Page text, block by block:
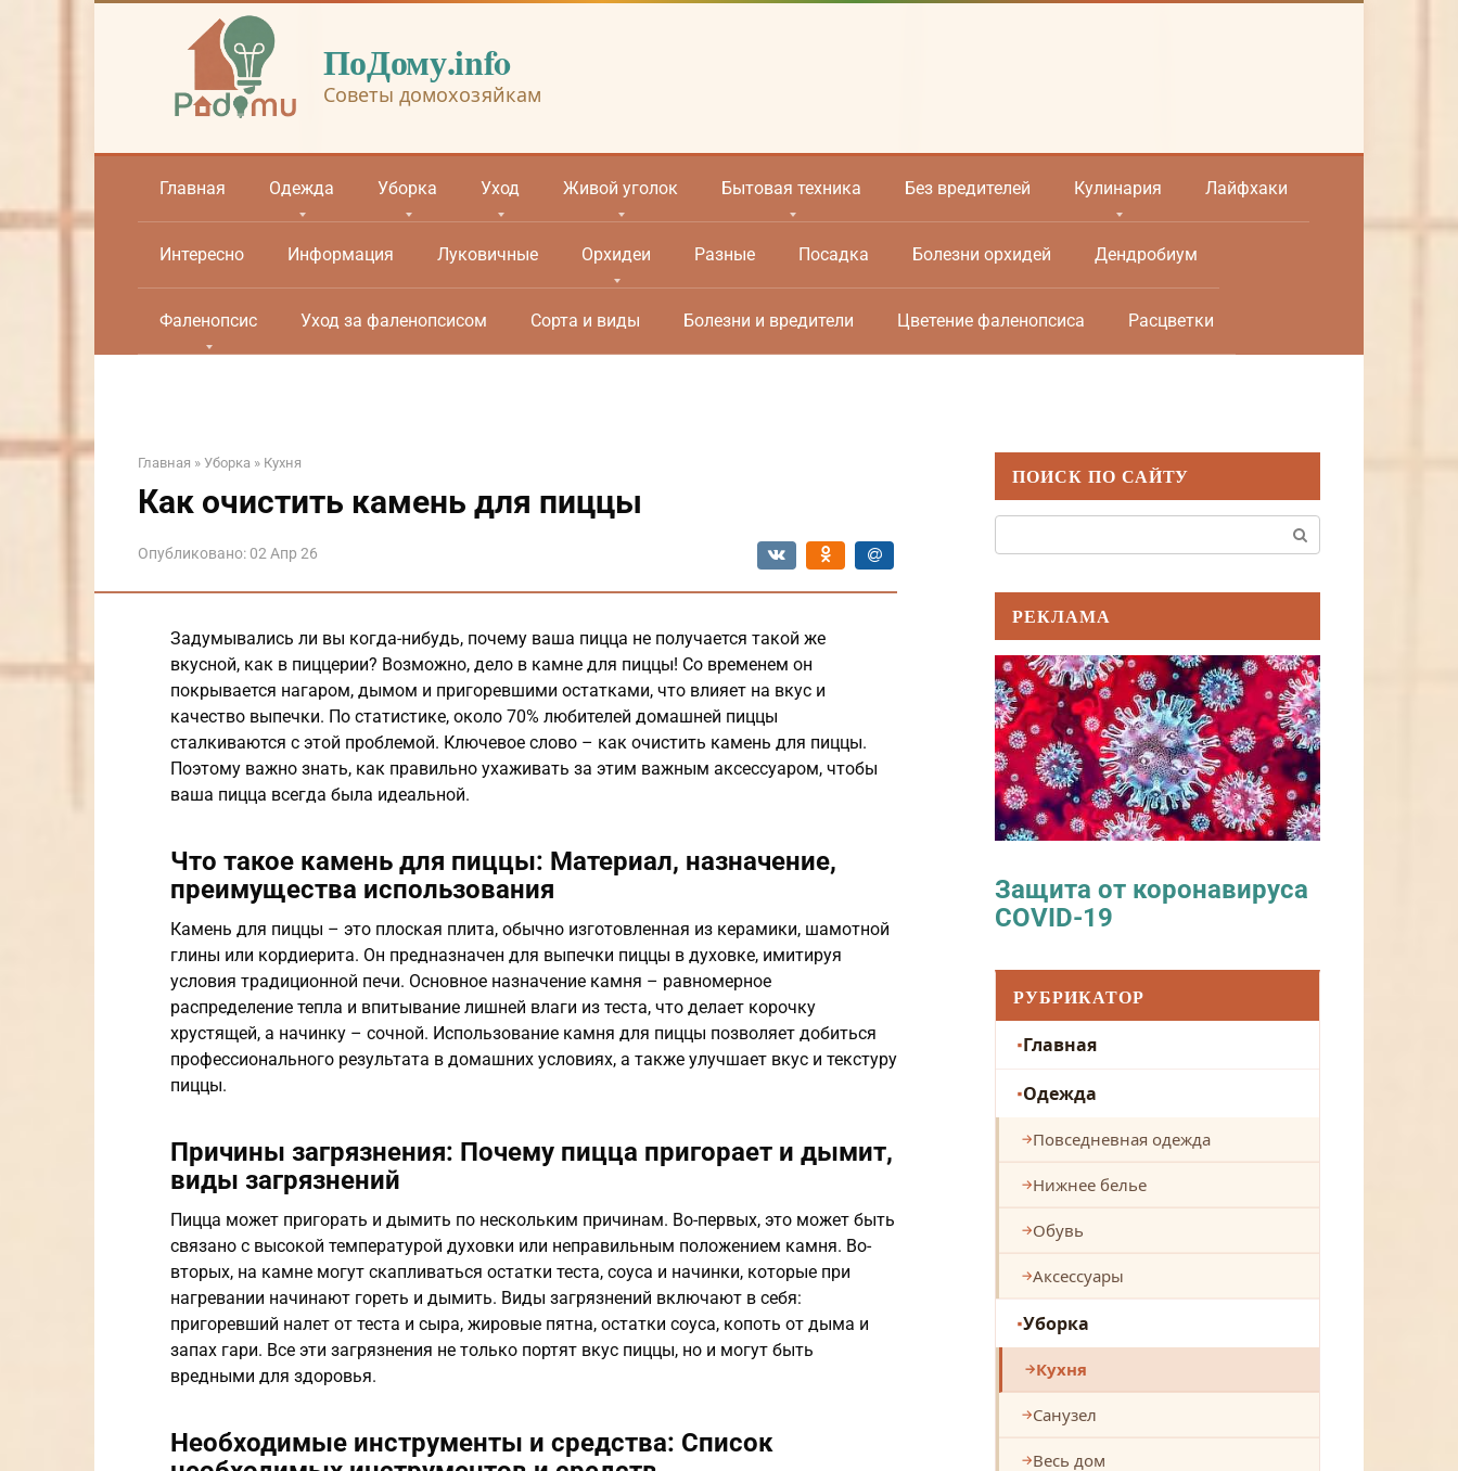
ПоДому.info
Советы домохозяйкам
Главная Одежда Уборка Уход Живой уголок Бытовая техника Без вредителей Кулинария Лайфхаки
Интересно Информация Луковичные Орхидеи Разные Посадка Болезни орхидей Дендробиум
Фаленопсис Уход за фаленопсисом Сорта и виды Болезни и вредители Цветение фаленопсиса Расцветки
Главная » Уборка » Кухня
Как очистить камень для пиццы
Опубликовано: 02 Апр 26
Задумывались ли вы когда-нибудь, почему ваша пицца не получается такой же
вкусной, как в пиццерии? Возможно, дело в камне для пиццы! Со временем он
покрывается нагаром, дымом и пригоревшими остатками, что влияет на вкус и
качество выпечки. По статистике, около 70% любителей домашней пиццы
сталкиваются с этой проблемой. Ключевое слово – как очистить камень для пиццы.
Поэтому важно знать, как правильно ухаживать за этим важным аксессуаром, чтобы
ваша пицца всегда была идеальной.
Что такое камень для пиццы: Материал, назначение,
преимущества использования
Камень для пиццы – это плоская плита, обычно изготовленная из керамики, шамотной
глины или кордиерита. Он предназначен для выпечки пиццы в духовке, имитируя
условия традиционной печи. Основное назначение камня – равномерное
распределение тепла и впитывание лишней влаги из теста, что делает корочку
хрустящей, а начинку – сочной. Использование камня для пиццы позволяет добиться
профессионального результата в домашних условиях, а также улучшает вкус и текстуру
пиццы.
Причины загрязнения: Почему пицца пригорает и дымит,
виды загрязнений
Пицца может пригорать и дымить по нескольким причинам. Во-первых, это может быть
связано с высокой температурой духовки или неправильным положением камня. Во-
вторых, на камне могут скапливаться остатки теста, соуса и начинки, которые при
нагревании начинают гореть и дымить. Виды загрязнений включают в себя:
пригоревший налет от теста и сыра, жировые пятна, остатки соуса, копоть от дыма и
запах гари. Все эти загрязнения не только портят вкус пиццы, но и могут быть
вредными для здоровья.
Необходимые инструменты и средства: Список
ПОИСК ПО САЙТУ
РЕКЛАМА
Защита от коронавируса
COVID-19
РУБРИКАТОР
Главная
Одежда
Повседневная одежда
Нижнее белье
Обувь
Аксессуары
Уборка
Кухня
Санузел
Весь дом